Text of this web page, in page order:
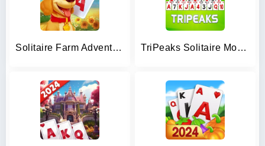
Solitaire Farm Adventure TriPeaks Solitaire Mobile